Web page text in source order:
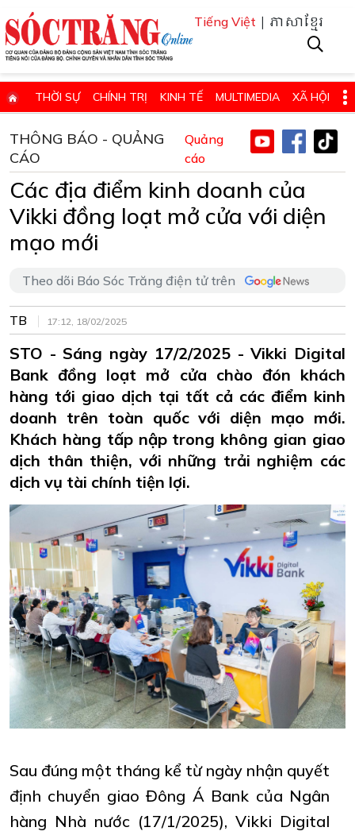
Tiếng Việt | ភាសាខ្មែរ
THỜI SỰ CHÍNH TRỊ KINH TẾ MULTIMEDIA XÃ HỘI
GIÁO DỤC - KHOA HỌC & CÔNG NGHỆ
QUỐC PHÒNG - AN NINH QUỐC TẾ SỨC KHỎE VÀ ĐỜI SỐNG
VĂN HÓA - THỂ THAO - DU LỊCH CHUYÊN ĐỀ
ĐIỂM BÁO - TIN VẮN ĐỊA PHƯƠNG THÔNG TIN CẦN BIẾT
THÔNG BÁO - QUẢNG CÁO
HỌC TẬP VÀ LÀM THEO TƯ TƯỞNG, ĐẠO ĐỨC, PHONG CÁCH HỒ
ĐẶT BÁO GIẤY ONLINE
THÔNG BÁO - QUẢNG
CÁO
Quảng
cáo
Các địa điểm kinh doanh của
Vikki đồng loạt mở cửa với diện
mạo mới
Theo dõi Báo Sóc Trăng điện tử trên
TB 17:12, 18/02/2025
STO - Sáng ngày 17/2/2025 - Vikki Digital
Bank đồng loạt mở cửa chào đón khách
hàng tới giao dịch tại tất cả các điểm kinh
doanh trên toàn quốc với diện mạo mới.
Khách hàng tấp nập trong không gian giao
dịch thân thiện, với những trải nghiệm các
dịch vụ tài chính tiện lợi.
Sau đúng một tháng kể từ ngày nhận quyết
định chuyển giao Đông Á Bank của Ngân
hàng Nhà nước (17/1/2025), Vikki Digital